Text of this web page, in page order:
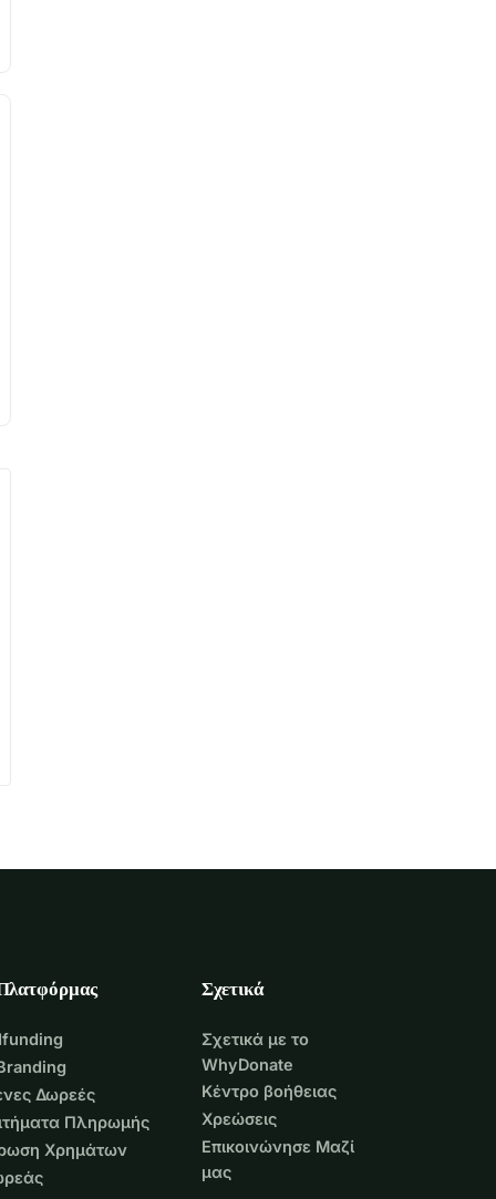
Δωρεές
Πληρωμής
Χρημάτων
Σχετικά
Σχετικά με το
WhyDonate
Κέντρο βοήθειας
Χρεώσεις
Επικοινώνησε Μαζί
μας